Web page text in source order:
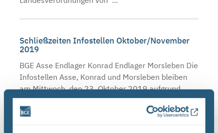
Schließzeiten Infostellen Oktober/November
2019
BGE Asse Endlager Konrad Endlager Morsleben Die
Infostellen Asse, Konrad und Morsleben bleiben
am Mittwoch, den 23. Oktober 2019 aufgrund
einer internen Veranstaltung geschlossen. Auch
am Donnerstag, ...